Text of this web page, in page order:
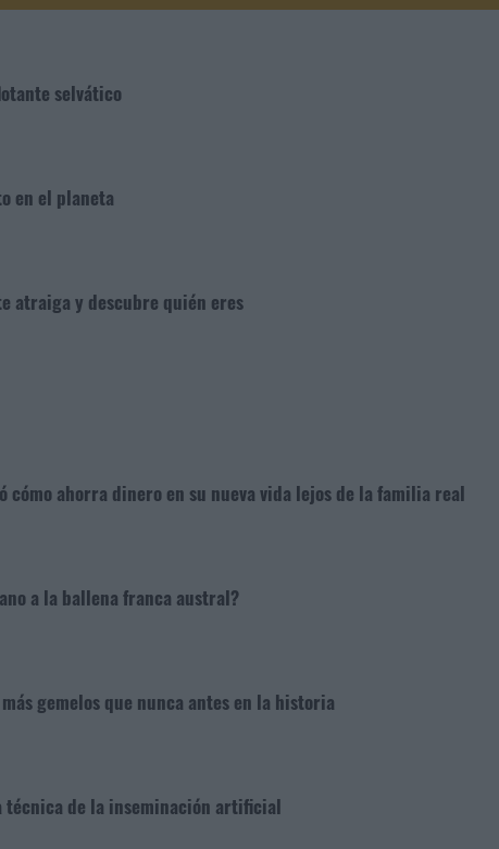
selvático
en el planeta
atraiga y descubre quién eres
cómo ahorra dinero en su nueva vida lejos de la familia real
a la ballena franca austral?
gemelos que nunca antes en la historia
técnica de la inseminación artificial